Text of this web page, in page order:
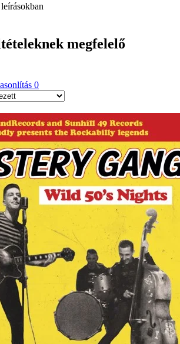
megfelelő
0